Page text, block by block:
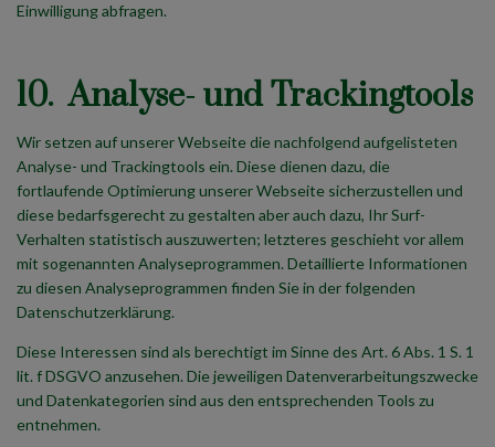
Einwilligung abfragen.
10. Analyse- und Trackingtools
Wir setzen auf unserer Webseite die nachfolgend aufgelisteten
Analyse- und Trackingtools ein. Diese dienen dazu, die
fortlaufende Optimierung unserer Webseite sicherzustellen und
diese bedarfsgerecht zu gestalten aber auch dazu, Ihr Surf-
Verhalten statistisch auszuwerten; letzteres geschieht vor allem
mit sogenannten Analyseprogrammen. Detaillierte Informationen
zu diesen Analyseprogrammen finden Sie in der folgenden
Datenschutzerklärung.
Diese Interessen sind als berechtigt im Sinne des Art. 6 Abs. 1 S. 1
lit. f DSGVO anzusehen. Die jeweiligen Datenverarbeitungszwecke
und Datenkategorien sind aus den entsprechenden Tools zu
entnehmen.